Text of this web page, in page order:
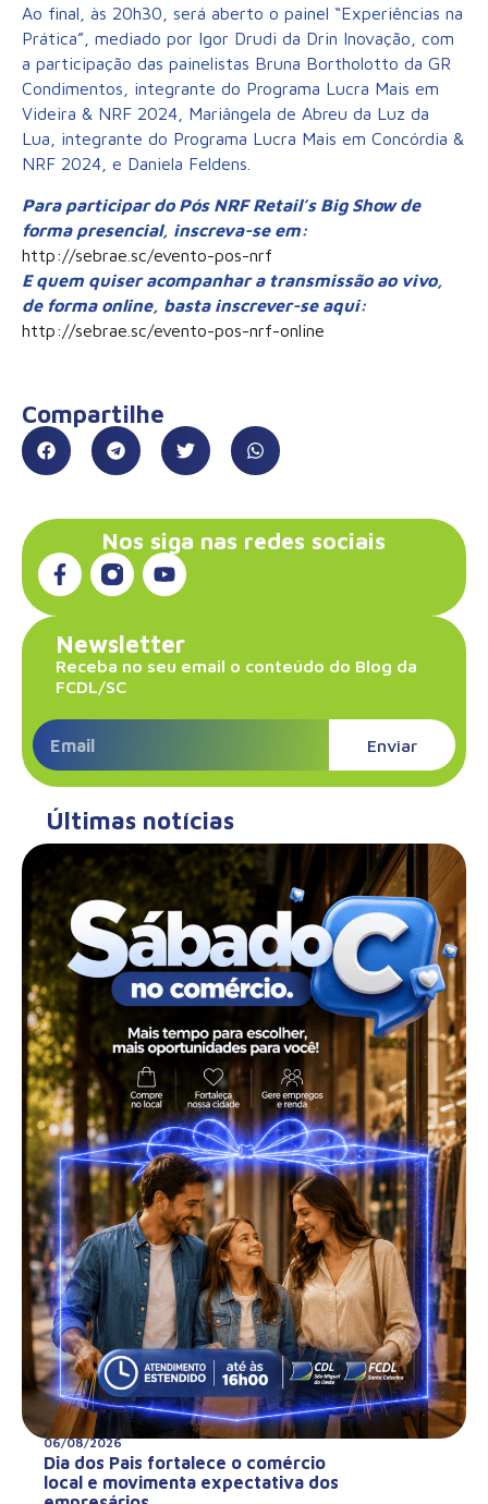
Ao final, às 20h30, será aberto o painel “Experiências na
Prática”, mediado por Igor Drudi da Drin Inovação, com
a participação das painelistas Bruna Bortholotto da GR
Condimentos, integrante do Programa Lucra Mais em
Videira & NRF 2024, Mariângela de Abreu da Luz da
Lua, integrante do Programa Lucra Mais em Concórdia &
NRF 2024, e Daniela Feldens.
Para participar do Pós NRF Retail’s Big Show de
forma presencial, inscreva-se em:
http://sebrae.sc/evento-pos-nrf
E quem quiser acompanhar a transmissão ao vivo,
de forma online, basta inscrever-se aqui:
http://sebrae.sc/evento-pos-nrf-online
Compartilhe
Nos siga nas redes sociais
Newsletter
Receba no seu email o conteúdo do Blog da
FCDL/SC
Enviar
Últimas notícias
06/08/2026
Dia dos Pais fortalece o comércio
local e movimenta expectativa dos